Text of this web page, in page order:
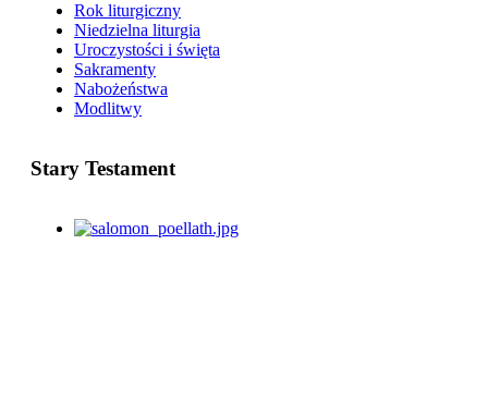
Rok liturgiczny
Niedzielna liturgia
Uroczystości i święta
Sakramenty
Nabożeństwa
Modlitwy
Stary Testament